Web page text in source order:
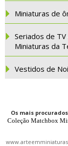
Miniaturas de
Seriados de
Miniaturas da
Vestidos de
Os mais procurados
Coleção Matchbox